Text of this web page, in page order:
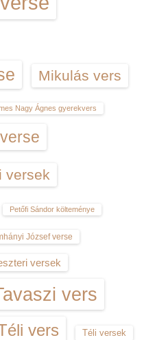
Mikulás vers
Nagy Ágnes gyerekvers
versek
Petőfi Sándor költeménye
József verse
versek
vers
vers Téli versek